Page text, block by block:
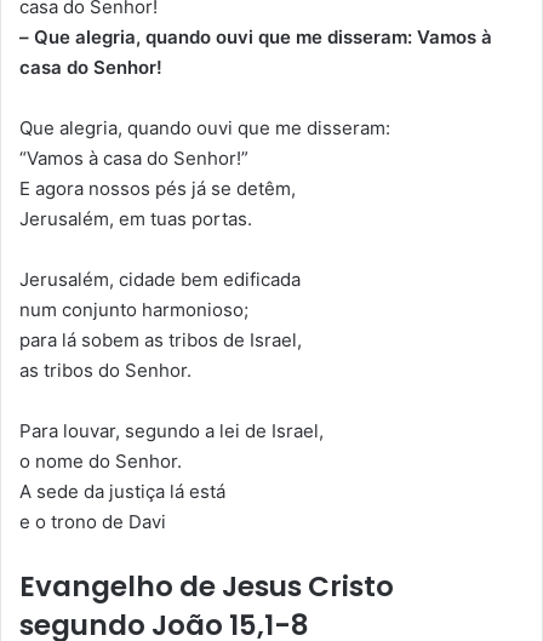
casa do Senhor!
– Que alegria, quando ouvi que me disseram: Vamos à
casa do Senhor!
Que alegria, quando ouvi que me disseram:
“Vamos à casa do Senhor!”
E agora nossos pés já se detêm,
Jerusalém, em tuas portas.
Jerusalém, cidade bem edificada
num conjunto harmonioso;
para lá sobem as tribos de Israel,
as tribos do Senhor.
Para louvar, segundo a lei de Israel,
o nome do Senhor.
A sede da justiça lá está
e o trono de Davi
Evangelho de Jesus Cristo
segundo João 15,1-8